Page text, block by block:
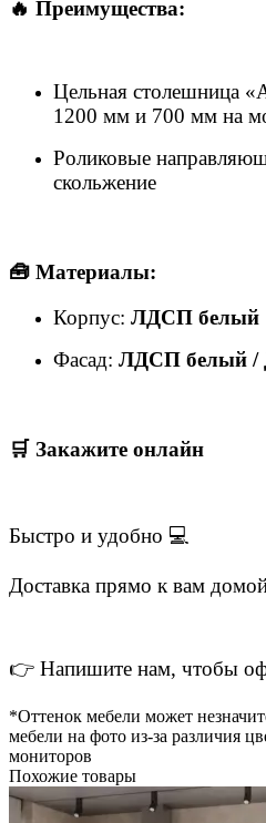
🔥 Преимущества:
Цельная столешница
1200 мм и 700 мм на
Роликовые
скольжение
🧰 Материалы:
Корпус: ЛДСП белый
Фасад: ЛДСП белый /
🛒 Закажите онлайн
Быстро и удобно 💻
Доставка прямо к вам
👉 Напишите нам, чтобы
*Оттенок мебели может
мебели на фото из-за различия
мониторов
Похожие товары